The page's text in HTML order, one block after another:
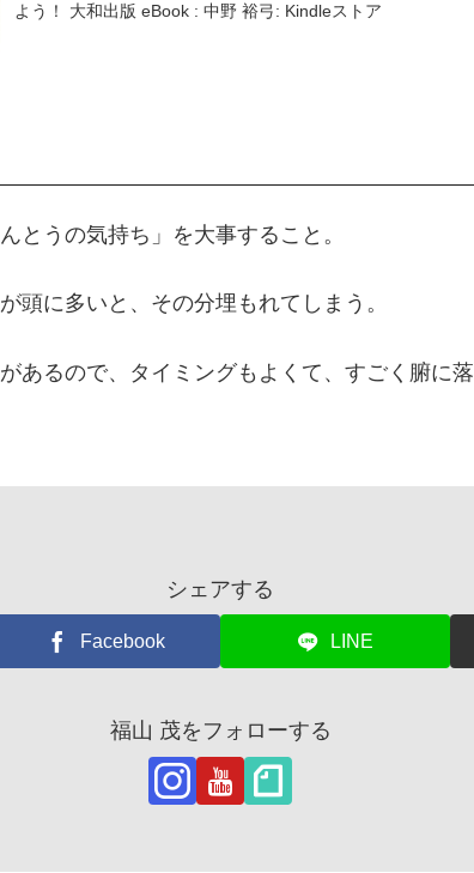
よう！ 大和出版 eBook : 中野 裕弓: Kindleストア
とうの気持ち」を大事すること。
頭に多いと、その分埋もれてしまう。
あるので、タイミングもよくて、すごく腑に落
シェアする
Facebook LINE
福山 茂をフォローする